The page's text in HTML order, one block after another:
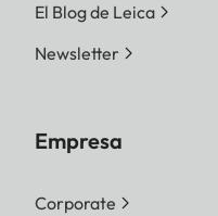
El Blog de Leica
Newsletter
Empresa
Corporate